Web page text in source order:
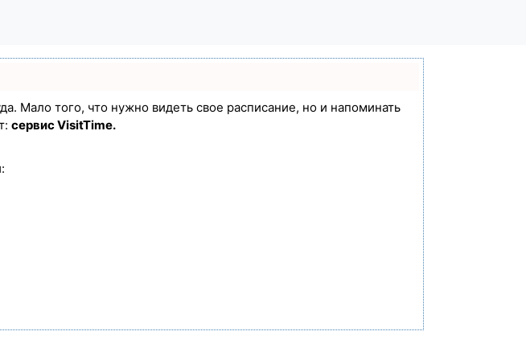
Мало того, что нужно видеть свое расписание, но и напоминать
сервис VisitTime.